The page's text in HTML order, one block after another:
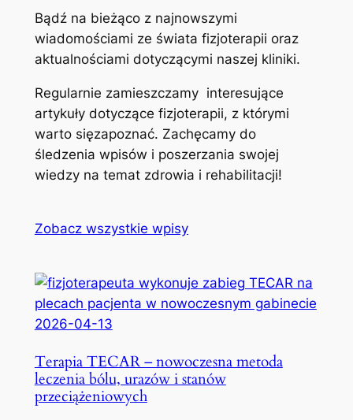
Bądź na bieżąco z najnowszymi
wiadomościami ze świata fizjoterapii oraz
aktualnościami dotyczącymi naszej kliniki.
Regularnie zamieszczamy interesujące
artykuły dotyczące fizjoterapii, z którymi
warto sięzapoznać. Zachęcamy do
śledzenia wpisów i poszerzania swojej
wiedzy na temat zdrowia i rehabilitacji!
Zobacz wszystkie wpisy
2026-04-13
Terapia TECAR – nowoczesna metoda
leczenia bólu, urazów i stanów
przeciążeniowych